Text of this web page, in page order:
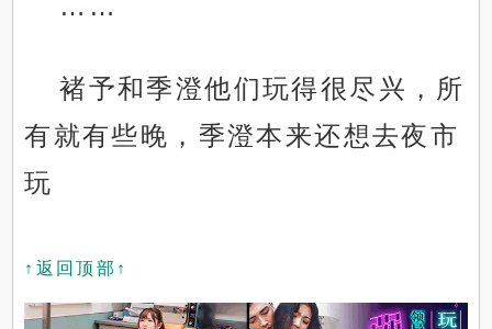
……
褚予和季澄他们玩得很尽兴，所
有就有些晚，季澄本来还想去夜市
玩
↑返回顶部↑